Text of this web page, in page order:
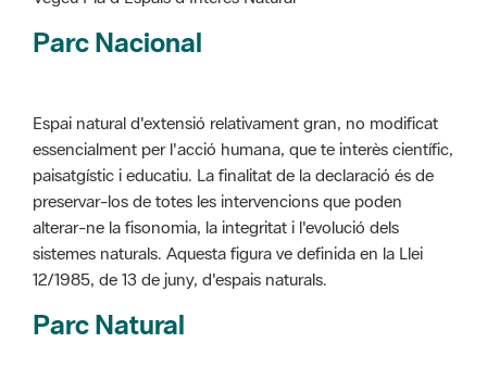
Espai natural d'extensió relativament gran, no modificat
preservar-los de totes les intervencions que poden
alterar-ne la fisonomia, la integritat i l'evolució dels
sistemes naturals. Aquesta figura ve definida en la Llei
12/1985, de 13 de juny, d'espais naturals.
Parc Natural
Espais natural que presenta valors naturals qualificats, la